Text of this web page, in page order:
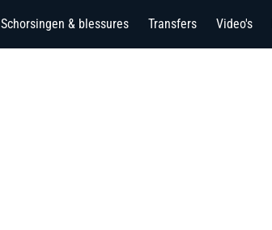
Schorsingen & blessures Transfers Video's